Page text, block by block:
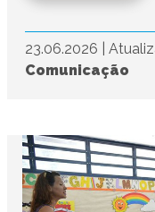
23.06.2026
Comunicação